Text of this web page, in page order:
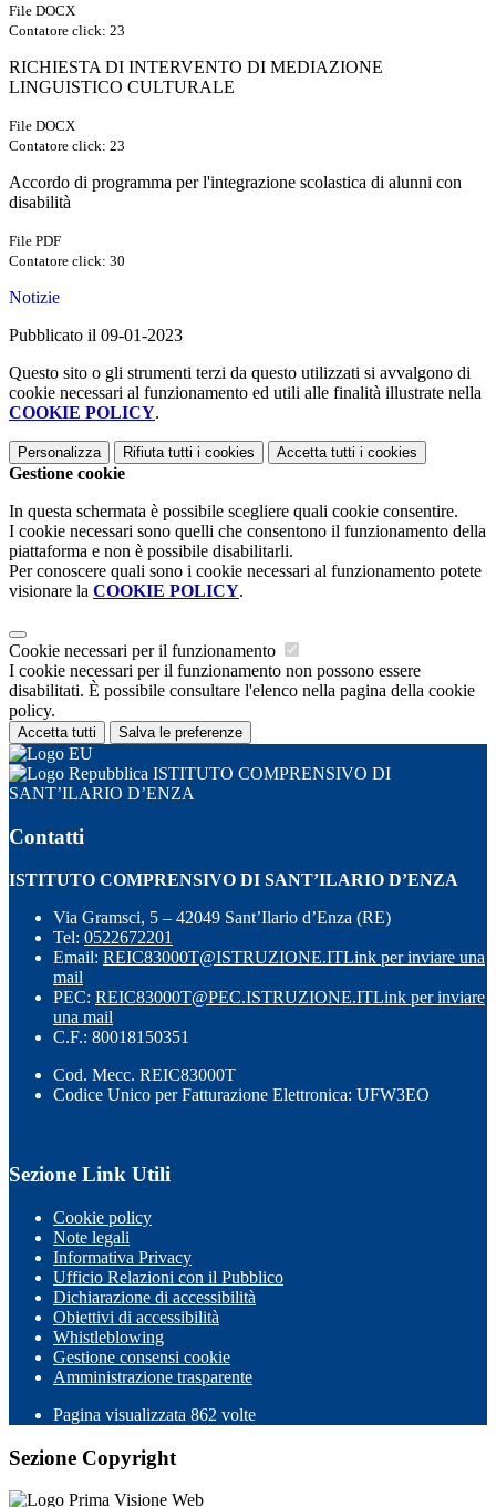
File DOCX
Contatore click: 23
RICHIESTA DI INTERVENTO DI MEDIAZIONE
LINGUISTICO CULTURALE
File DOCX
Contatore click: 23
Accordo di programma per l'integrazione scolastica di alunni con
disabilità
File PDF
Contatore click: 30
Notizie
Pubblicato il 09-01-2023
Questo sito o gli strumenti terzi da questo utilizzati si avvalgono di
cookie necessari al funzionamento ed utili alle finalità illustrate nella
COOKIE POLICY.
Personalizza Rifiuta tutti i cookies Accetta tutti i cookies
Gestione cookie
In questa schermata è possibile scegliere quali cookie consentire.
I cookie necessari sono quelli che consentono il funzionamento della
piattaforma e non è possibile disabilitarli.
Per conoscere quali sono i cookie necessari al funzionamento potete
visionare la COOKIE POLICY.
Cookie necessari per il funzionamento
I cookie necessari per il funzionamento non possono essere
disabilitati. È possibile consultare l'elenco nella pagina della cookie
policy.
Accetta tutti Salva le preferenze
ISTITUTO COMPRENSIVO DI
SANT’ILARIO D’ENZA
Contatti
ISTITUTO COMPRENSIVO DI SANT’ILARIO D’ENZA
Via Gramsci, 5 – 42049 Sant’Ilario d’Enza (RE)
Tel: 0522672201
Email: REIC83000T@ISTRUZIONE.ITLink per inviare una
mail
PEC: REIC83000T@PEC.ISTRUZIONE.ITLink per inviare
una mail
C.F.: 80018150351
Cod. Mecc. REIC83000T
Codice Unico per Fatturazione Elettronica: UFW3EO
Sezione Link Utili
Cookie policy
Note legali
Informativa Privacy
Ufficio Relazioni con il Pubblico
Dichiarazione di accessibilità
Obiettivi di accessibilità
Whistleblowing
Gestione consensi cookie
Amministrazione trasparente
Pagina visualizzata 862 volte
Sezione Copyright